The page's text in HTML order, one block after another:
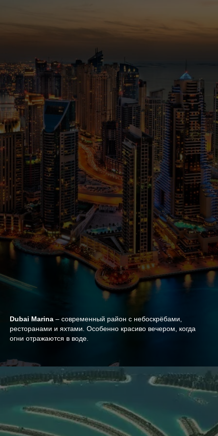
Dubai Marina – современный район с небоскрёбами,
ресторанами и яхтами. Особенно красиво вечером, когда
огни отражаются в воде.